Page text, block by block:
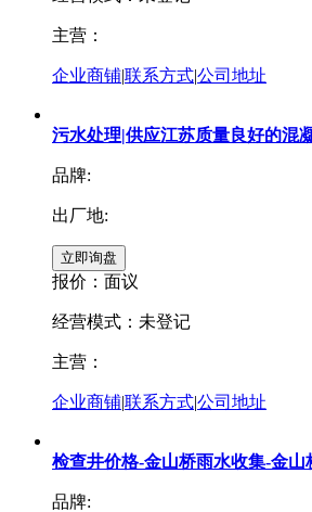
主营：
企业商铺|联系方式|公司地址
污水处理|供应江苏质量良好的混
品牌:
出厂地:
报价： 面议
经营模式：未登记
主营：
企业商铺|联系方式|公司地址
检查井价格-金山桥雨水收集-金山
品牌: